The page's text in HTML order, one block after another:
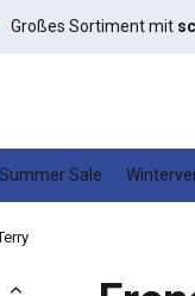
Hochwertige
Summer Sale